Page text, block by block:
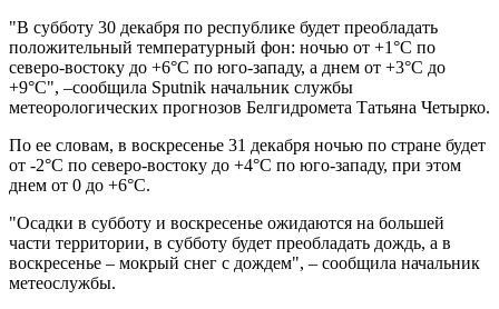
"В субботу 30 декабря по республике будет преобладать
положительный температурный фон: ночью от +1°С по
северо-востоку до +6°С по юго-западу, а днем от +3°С до
+9°С", –сообщила Sputnik начальник службы
метеорологических прогнозов Белгидромета Татьяна Четырко.
По ее словам, в воскресенье 31 декабря ночью по стране будет
от -2°С по северо-востоку до +4°С по юго-западу, при этом
днем от 0 до +6°С.
"Осадки в субботу и воскресенье ожидаются на большей
части территории, в субботу будет преобладать дождь, а в
воскресенье – мокрый снег с дождем", – сообщила начальник
метеослужбы.